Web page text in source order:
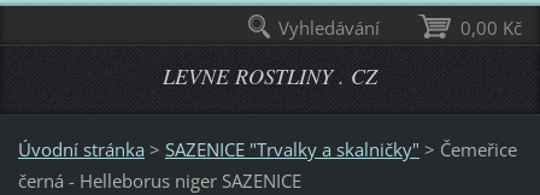
LEVNE ROSTLINY . CZ
Úvodní stránka > SAZENICE "Trvalky a skalničky" > Čemeřice
černá - Helleborus niger SAZENICE
0,00 Kč
Vyhledávání